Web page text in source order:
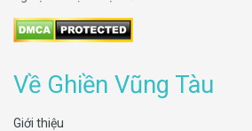
Về Ghiền Vũng Tàu
Giới thiệu